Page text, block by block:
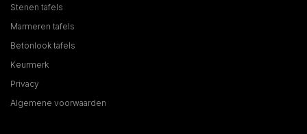
Stenen tafels
Marmeren tafels
Betonlook tafels
Keurmerk
Privacy
Algemene voorwaarden